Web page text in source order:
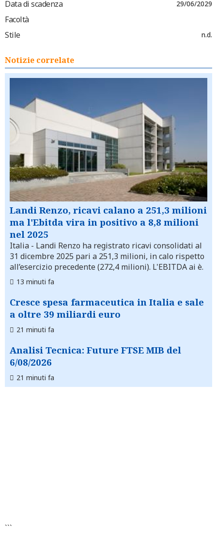
Data di scadenza 29/06/2029
Facoltà
Stile
n.d.
Notizie correlate
Landi Renzo, ricavi calano a 251,3 milioni
ma l'Ebitda vira in positivo a 8,8 milioni
nel 2025
Italia - Landi Renzo ha registrato ricavi consolidati al
31 dicembre 2025 pari a 251,3 milioni, in calo rispetto
all’esercizio precedente (272,4 milioni). L'EBITDA ai è.
13 minuti fa
Cresce spesa farmaceutica in Italia e sale
a oltre 39 miliardi euro
21 minuti fa
Analisi Tecnica: Future FTSE MIB del
6/08/2026
21 minuti fa
```